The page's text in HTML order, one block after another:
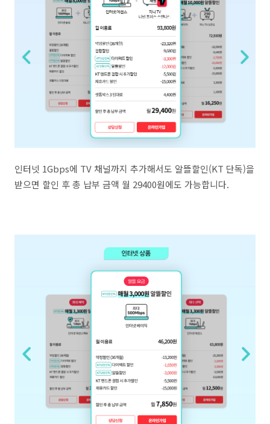
인터넷 1Gbps에 TV 채널까지 추가해서도 알뜰할인(KT 단독)을
받으면 할인 후 총 납부 금액 월 29400원에도 가능합니다.